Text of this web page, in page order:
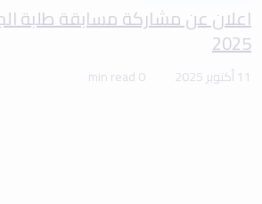
اعلان عن مشاركة مسابقة طلبة
2025
11 أكتوبر 2025 0 min read